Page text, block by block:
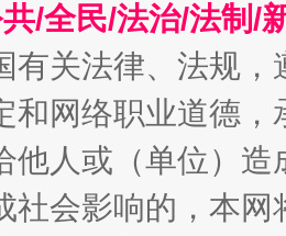
不息
/全民/法治/法制/
有关法律、法规
和网络职业道德
他人或（单位）
社会影响的，本